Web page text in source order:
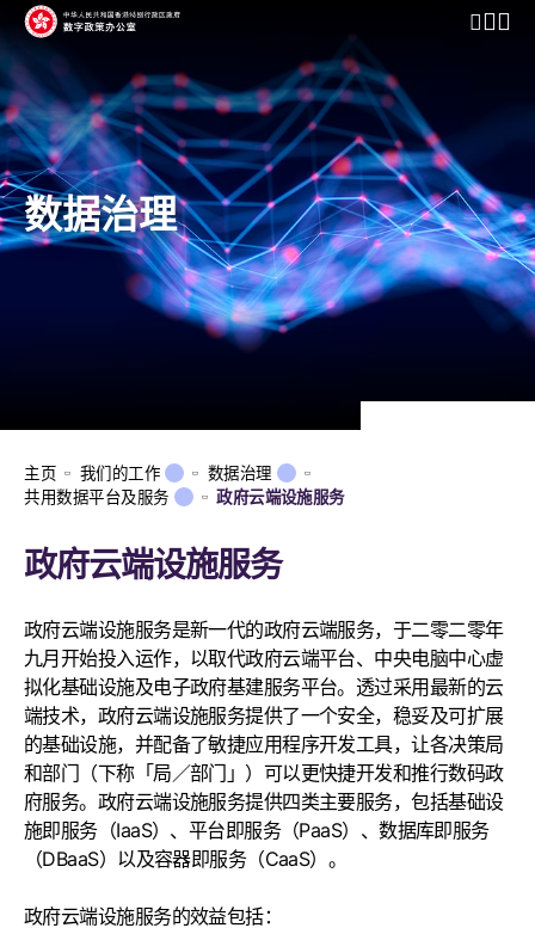
开启行
数据治理
主页 我们的工作
数据治理
共用数据平台及服务
政府云端设施服务
政府云端设施服务
政府云端设施服务是新一代的政府云端服务，于二零二零年
九月开始投入运作，以取代政府云端平台、中央电脑中心虚
拟化基础设施及电子政府基建服务平台。透过采用最新的云
端技术，政府云端设施服务提供了一个安全，稳妥及可扩展
的基础设施，并配备了敏捷应用程序开发工具，让各决策局
和部门（下称「局／部门」）可以更快捷开发和推行数码政
府服务。政府云端设施服务提供四类主要服务，包括基础设
施即服务（IaaS）、平台即服务（PaaS）、数据库即服务
（DBaaS）以及容器即服务（CaaS）。
政府云端设施服务的效益包括：